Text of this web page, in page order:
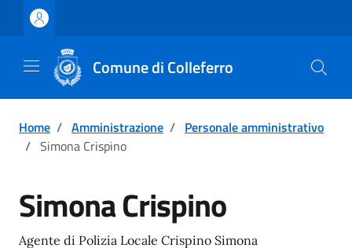
Vai ai contenuti
Vai al footer
Comune di Colleferro
Home / Amministrazione / Personale amministrativo
/ Simona Crispino
Simona Crispino
Agente di Polizia Locale Crispino Simona